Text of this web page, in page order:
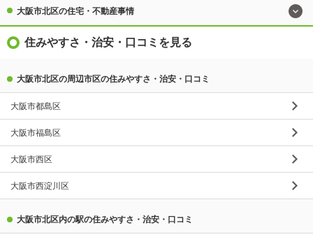
大阪市北区の住宅・不動産事情
住みやすさ・治安・口コミを見る
大阪市北区の周辺市区の住みやすさ・治安・口コミ
大阪市都島区
大阪市福島区
大阪市西区
大阪市西淀川区
大阪市北区内の駅の住みやすさ・治安・口コミ